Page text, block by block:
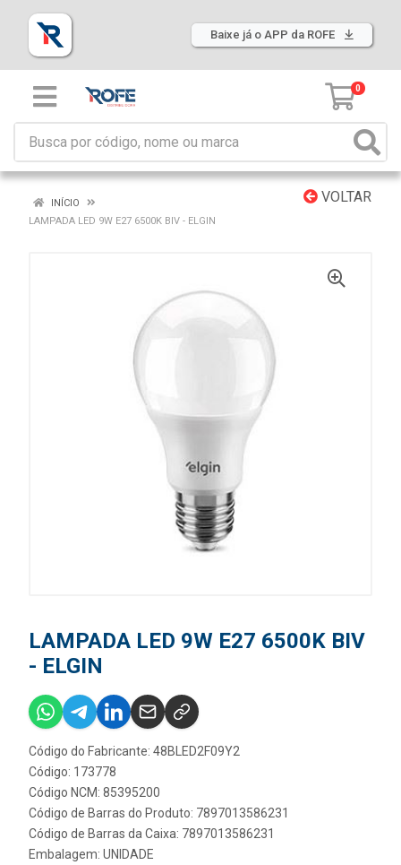
Baixe já o APP da ROFE
0
VOLTAR
INÍCIO
LAMPADA LED 9W E27 6500K BIV - ELGIN
LAMPADA LED 9W E27 6500K BIV
- ELGIN
Código do Fabricante: 48BLED2F09Y2
Código: 173778
Código NCM: 85395200
Código de Barras do Produto: 7897013586231
Código de Barras da Caixa: 7897013586231
Embalagem: UNIDADE